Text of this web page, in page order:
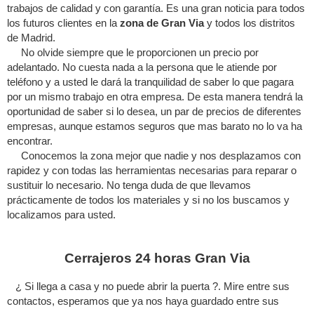
trabajos de calidad y con garantía. Es una gran noticia para todos
los futuros clientes en la zona de Gran Viay todos los distritos
de Madrid.
No olvide siempre que le proporcionen un precio por
adelantado. No cuesta nada a la persona que le atiende por
teléfono y a usted le dará la tranquilidad de saber lo que pagara
por un mismo trabajo en otra empresa. De esta manera tendrá la
oportunidad de saber si lo desea, un par de precios de diferentes
empresas, aunque estamos seguros que mas barato no lo va ha
encontrar.
Conocemos la zona mejor que nadie y nos desplazamos con
rapidez y con todas las herramientas necesarias para reparar o
sustituir lo necesario. No tenga duda de que llevamos
prácticamente de todos los materiales y si no los buscamos y
localizamos para usted.
Cerrajeros 24 horas Gran Via
¿ Si llega a casa y no puede abrir la puerta ?. Mire entre sus
contactos, esperamos que ya nos haya guardado entre sus